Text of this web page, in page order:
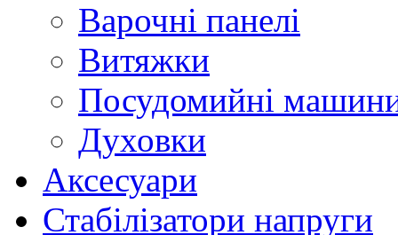
Варочні панелі
Витяжки
Посудомийні
Духовки
Аксесуари
Стабілізатори напруги